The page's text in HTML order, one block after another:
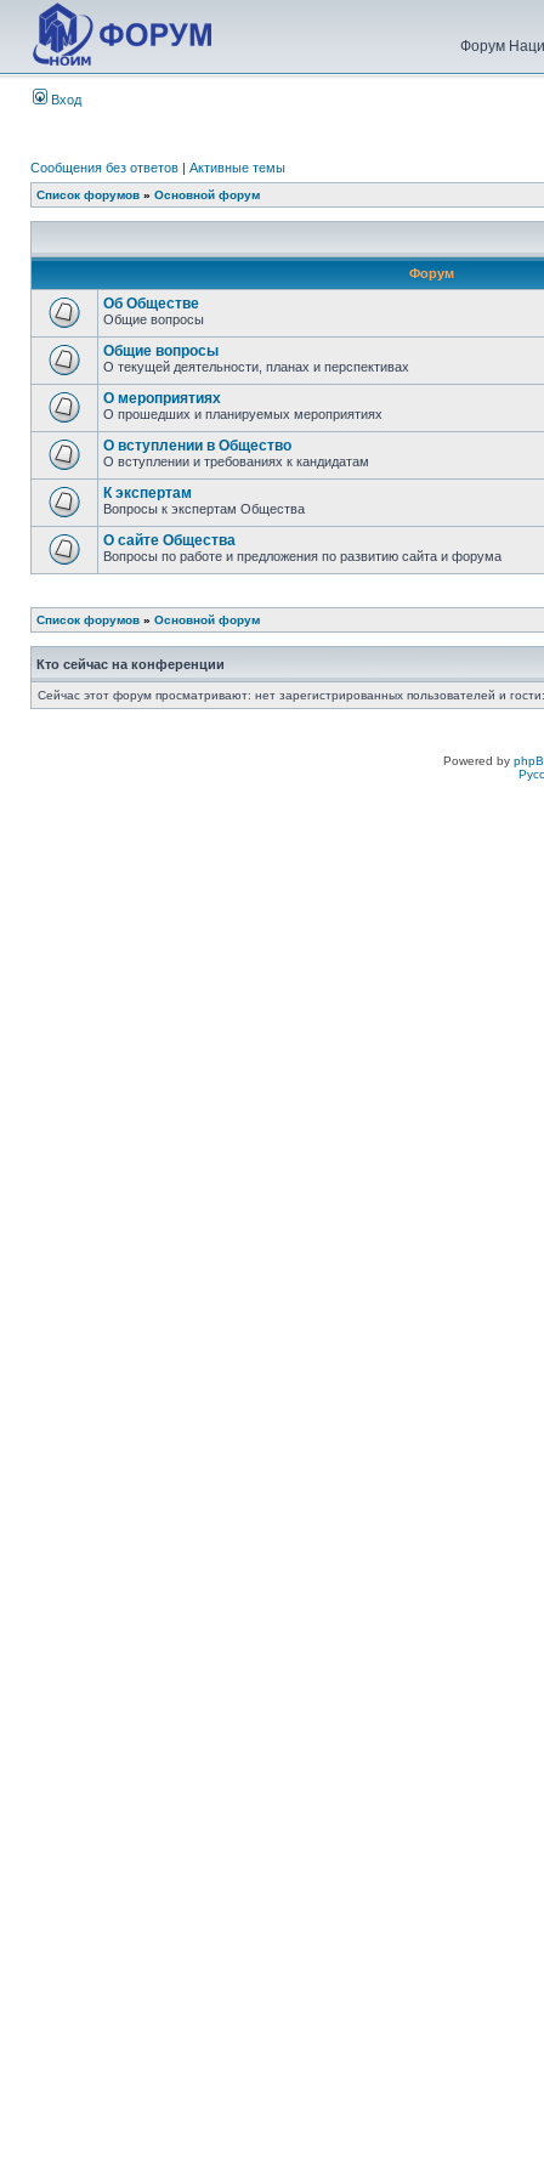
Форум
Вход
Сообщения без ответов | Активные темы
Список форумов » Основной форум
Форум
Об Обществе
Общие вопросы
Общие вопросы
О текущей деятельности, планах и перспективах
О мероприятиях
О прошедших и планируемых мероприятиях
О вступлении в Общество
О вступлении и требованиях к кандидатам
К экспертам
Вопросы к экспертам Общества
О сайте Общества
Вопросы по работе и предложения по развитию сайта и форума
Список форумов » Основной форум
Кто сейчас на конференции
Сейчас этот форум просматривают: нет зарегистрированных пользователей и
Powered by